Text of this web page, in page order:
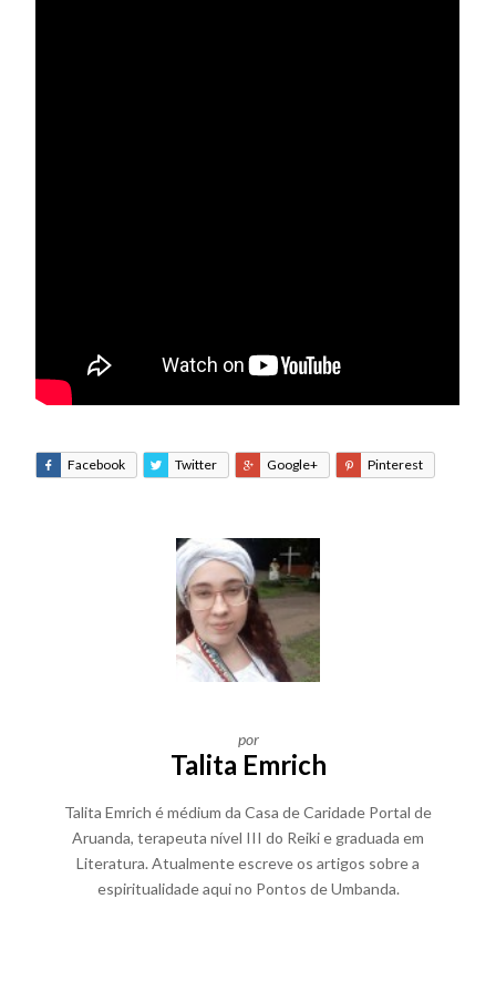
Facebook Twitter Google+ Pinterest
por
Talita Emrich
Talita Emrich é médium da Casa de Caridade Portal de
Aruanda, terapeuta nível III do Reiki e graduada em
Literatura. Atualmente escreve os artigos sobre a
espiritualidade aqui no Pontos de Umbanda.